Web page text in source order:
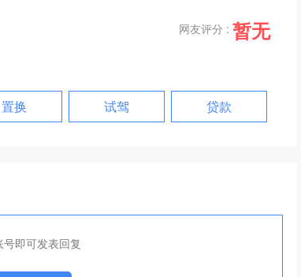
网友评分 : 暂无
置换 试驾 贷款
即可发表回复